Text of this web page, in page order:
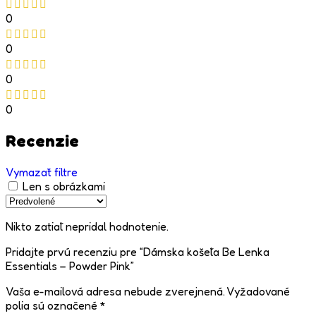
0
0
0
0
Recenzie
Vymazať filtre
Len s obrázkami
Nikto zatiaľ nepridal hodnotenie.
Pridajte prvú recenziu pre “Dámska košeľa Be Lenka
Essentials – Powder Pink”
Vaša e-mailová adresa nebude zverejnená. Vyžadované
polia sú označené *